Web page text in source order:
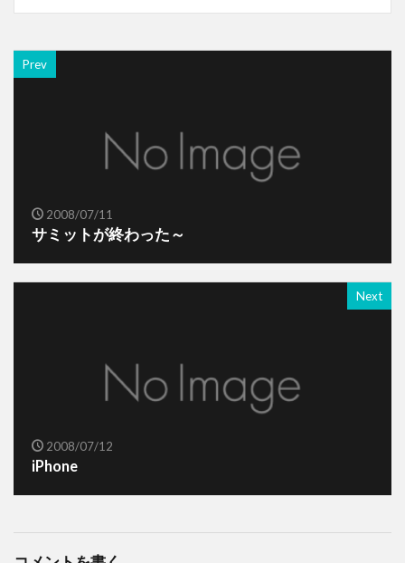
Prev
2008/07/11
サミットが終わった～
Next
2008/07/12
iPhone